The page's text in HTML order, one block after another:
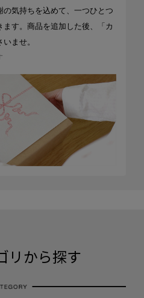
気持ちを込めて、一つひとつ
す。商品を追加した後、「カ
ませ。
リから探す